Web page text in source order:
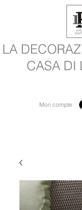
LA
CASA DI
Mon compte